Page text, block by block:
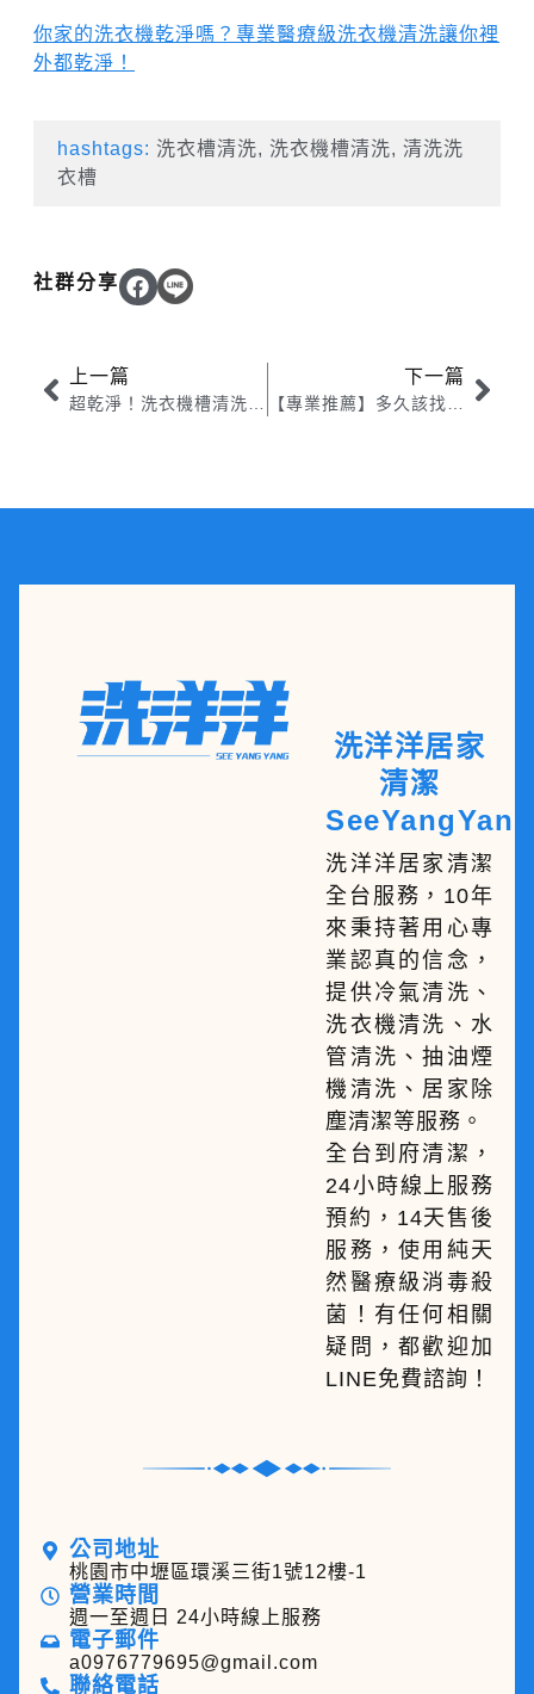
你家的洗衣機乾淨嗎？專業醫療級洗衣機清洗讓你裡
外都乾淨！
hashtags: 洗衣槽清洗, 洗衣機槽清洗, 清洗洗
衣槽
社群分享
上一篇
超乾淨！洗衣機槽清洗和清潔到底有多重要？
下一篇
【專業推薦】多久該找定期洗衣機到府清洗和清潔服務？
洗洋洋居家
清潔
SeeYangYang
洗洋洋居家清潔
全台服務，10年
來秉持著用心專
業認真的信念，
提供冷氣清洗、
洗衣機清洗、水
管清洗、抽油煙
機清洗、居家除
塵清潔等服務。
全台到府清潔，
24小時線上服務
預約，14天售後
服務，使用純天
然醫療級消毒殺
菌！有任何相關
疑問，都歡迎加
LINE免費諮詢！
公司地址
桃園市中壢區環溪三街1號12樓-1
營業時間
週一至週日 24小時線上服務
電子郵件
a0976779695@gmail.com
聯絡電話